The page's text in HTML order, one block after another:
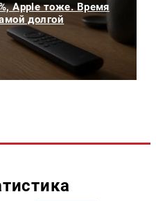
Apple тоже. Время
долгой